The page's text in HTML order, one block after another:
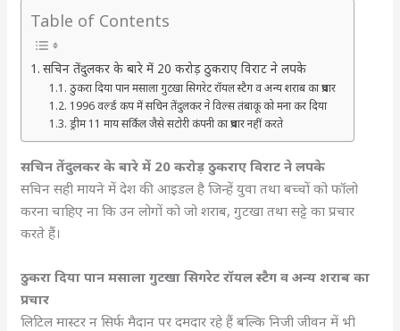
Table of Contents
सचिन तेंदुलकर के बारे में 20 करोड़ ठुकराए विराट ने लपके
ठुकरा दिया पान मसाला गुटखा सिगरेट रॉयल स्टैग व अन्य शराब का प्रचार
1996 वर्ल्ड कप में सचिन तेंदुलकर ने विल्स तंबाकू को मना कर दिया
ड्रीम 11 माय सर्किल जैसे सटोरी कंपनी का प्रचार नहीं करते
सचिन तेंदुलकर के बारे में 20 करोड़ ठुकराए विराट ने लपके
सचिन सही मायने में देश की आइडल है जिन्हें युवा तथा बच्चों को फॉलो
करना चाहिए ना कि उन लोगों को जो शराब, गुटखा तथा सट्टे का प्रचार
करते हैं।
ठुकरा दिया पान मसाला गुटखा सिगरेट रॉयल स्टैग व अन्य शराब का
प्रचार
लिटिल मास्टर न सिर्फ मैदान पर दमदार रहे हैं बल्कि निजी जीवन में भी